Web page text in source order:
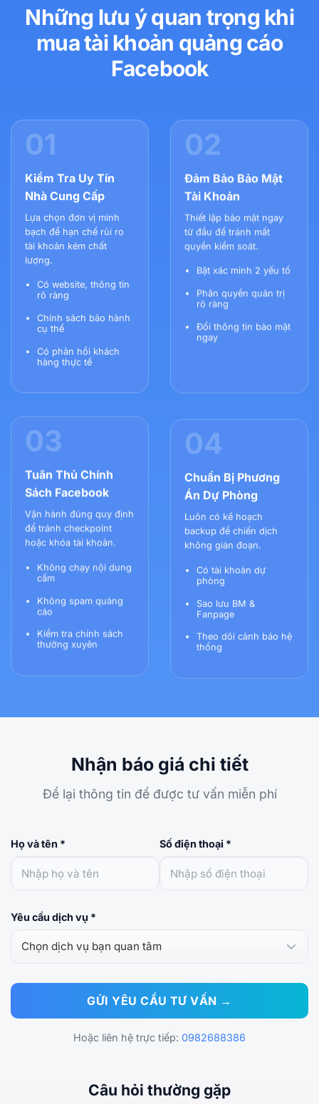
Những lưu ý quan trọng khi
mua tài khoản quảng cáo
Facebook
01
Kiểm Tra Uy Tín
Nhà Cung Cấp
Lựa chọn đơn vị minh
bạch để hạn chế rủi ro
tài khoản kém chất
lượng.
Có website, thông tin
rõ ràng
Chính sách bảo hành
cụ thể
Có phản hồi khách
hàng thực tế
02
Đảm Bảo Bảo Mật
Tài Khoản
Thiết lập bảo mật ngay
từ đầu để tránh mất
quyền kiểm soát.
Bật xác minh 2 yếu tố
Phân quyền quản trị
rõ ràng
Đổi thông tin bảo mật
ngay
03
Tuân Thủ Chính
Sách Facebook
Vận hành đúng quy định
để tránh checkpoint
hoặc khóa tài khoản.
Không chạy nội dung
cấm
Không spam quảng
cáo
Kiểm tra chính sách
thường xuyên
04
Chuẩn Bị Phương
Án Dự Phòng
Luôn có kế hoạch
backup để chiến dịch
không gián đoạn.
Có tài khoản dự
phòng
Sao lưu BM &
Fanpage
Theo dõi cảnh báo hệ
thống
Nhận báo giá chi tiết
Để lại thông tin để được tư vấn miễn phí
Họ và tên * Số điện thoại *
Yêu cầu dịch vụ *
Hoặc liên hệ trực tiếp: 0982688386
Câu hỏi thường gặp